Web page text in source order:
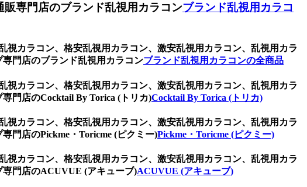
専門店のブランド乱視用カラコンブランド乱視用カラコ
視カラコン、格安乱視用カラコン、激安乱視用カラコン、乱視用カラ
門店のブランド乱視用カラコンブランド乱視用カラコンの全商品
視カラコン、格安乱視用カラコン、激安乱視用カラコン、乱視用カラ
門店のCocktail By Torica (トリカ)Cocktail By Torica (トリカ)
視カラコン、格安乱視用カラコン、激安乱視用カラコン、乱視用カラ
門店のPickme・Toricme (ピクミー)Pickme・Toricme (ピクミー)
視カラコン、格安乱視用カラコン、激安乱視用カラコン、乱視用カラ
門店のACUVUE (アキューブ)ACUVUE (アキューブ)